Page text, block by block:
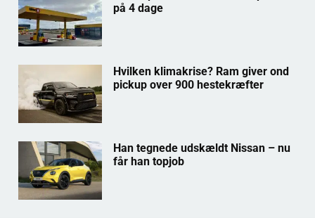
på 4 dage
Hvilken klimakrise? Ram giver ond
pickup over 900 hestekræfter
Han tegnede udskældt Nissan – nu
får han topjob